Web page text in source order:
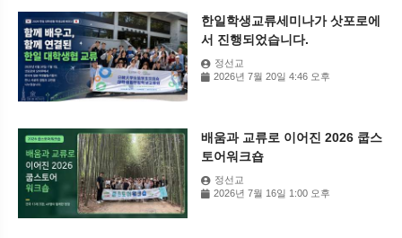
한일학생교류세미나가 삿포로에
서 진행되었습니다.
정선교
2026년 7월 20일 4:46 오후
배움과 교류로 이어진 2026 쿱스
토어워크숍
정선교
2026년 7월 16일 1:00 오후